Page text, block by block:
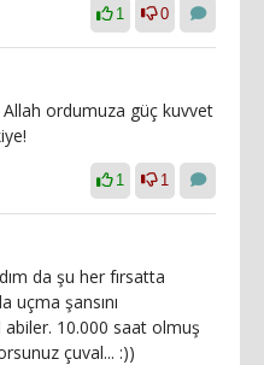
1 0
Allah ordumuza güç kuvvet
1 1
da şu her fırsatta
uçma şansını
abiler. 10.000 saat olmuş
çuval... :))